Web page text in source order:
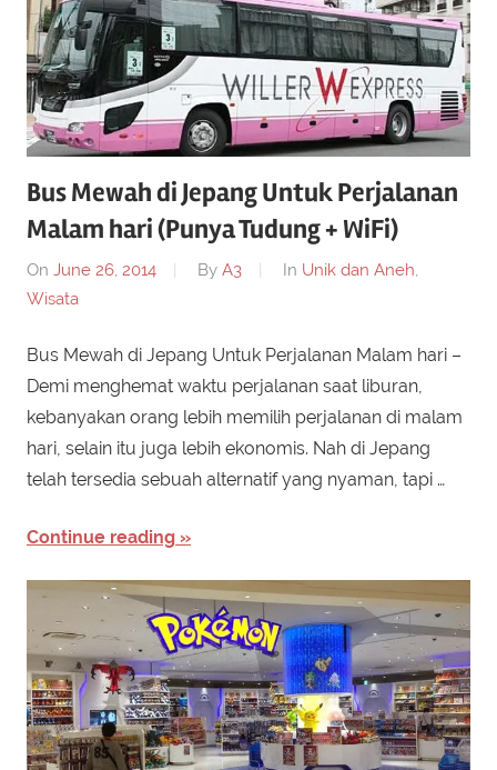
Bus Mewah di Jepang Untuk Perjalanan
Malam hari (Punya Tudung + WiFi)
On June 26, 2014 By A3 In Unik dan Aneh,
Wisata
Bus Mewah di Jepang Untuk Perjalanan Malam hari –
Demi menghemat waktu perjalanan saat liburan,
kebanyakan orang lebih memilih perjalanan di malam
hari, selain itu juga lebih ekonomis. Nah di Jepang
telah tersedia sebuah alternatif yang nyaman, tapi …
Continue reading